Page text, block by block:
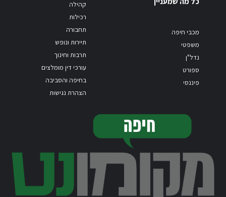
מכבי חיפה
משפטי
נדל"ן
ספורט
פיננסי
קהילה
רכילות
תחבורה
תיירות ונופש
תרבות וחינוך
עורכי דין מומלצים
בחיפה והסביבה
הצהרת נגישות